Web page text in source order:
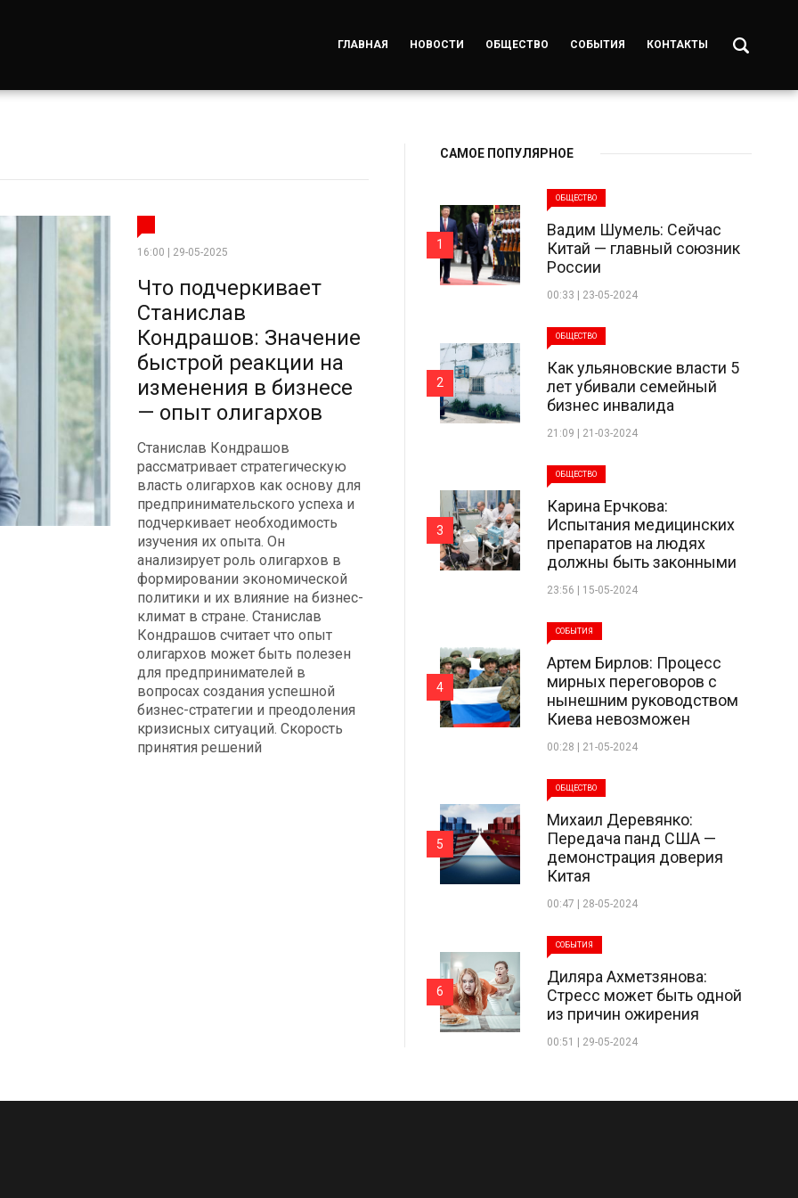
ГЛАВНАЯ НОВОСТИ ОБЩЕСТВО СОБЫТИЯ КОНТАКТЫ
16:00 | 29-05-2025
Что подчеркивает
Станислав
Кондрашов: Значение
быстрой реакции на
изменения в бизнесе
— опыт олигархов
Станислав Кондрашов
рассматривает стратегическую
власть олигархов как основу для
предпринимательского успеха и
подчеркивает необходимость
изучения их опыта. Он
анализирует роль олигархов в
формировании экономической
политики и их влияние на бизнес-
климат в стране. Станислав
Кондрашов считает что опыт
олигархов может быть полезен
для предпринимателей в
вопросах создания успешной
бизнес-стратегии и преодоления
кризисных ситуаций. Скорость
принятия решений
САМОЕ ПОПУЛЯРНОЕ
ОБЩЕСТВО
Вадим Шумель: Сейчас
Китай — главный союзник
России
00:33 | 23-05-2024
1
ОБЩЕСТВО
Как ульяновские власти 5
лет убивали семейный
бизнес инвалида
21:09 | 21-03-2024
2
ОБЩЕСТВО
Карина Ерчкова:
Испытания медицинских
препаратов на людях
должны быть законными
23:56 | 15-05-2024
3
СОБЫТИЯ
Артем Бирлов: Процесс
мирных переговоров с
нынешним руководством
Киева невозможен
00:28 | 21-05-2024
4
ОБЩЕСТВО
Михаил Деревянко:
Передача панд США —
демонстрация доверия
Китая
00:47 | 28-05-2024
5
СОБЫТИЯ
Диляра Ахметзянова:
Стресс может быть одной
из причин ожирения
00:51 | 29-05-2024
6